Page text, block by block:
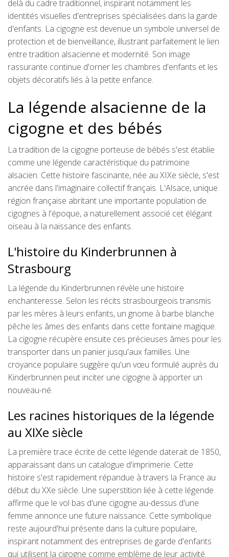
delà du cadre traditionnel, inspirant notamment les
identités visuelles d'entreprises spécialisées dans la garde
d'enfants. La cigogne est devenue un symbole universel de
protection et de bienveillance, illustrant parfaitement le lien
entre tradition alsacienne et modernité. Son image
rassurante continue d'orner les chambres d'enfants et les
objets décoratifs liés à la petite enfance.
La légende alsacienne de la
cigogne et des bébés
La tradition de la cigogne porteuse de bébés s'est établie
comme une légende caractéristique du patrimoine
alsacien. Cette histoire fascinante, née au XIXe siècle, s'est
ancrée dans l'imaginaire collectif français. L'Alsace, unique
région française abritant une importante population de
cigognes à l'époque, a naturellement associé cet élégant
oiseau à la naissance des enfants.
L'histoire du Kinderbrunnen à
Strasbourg
La légende du Kinderbrunnen révèle une histoire
enchanteresse. Selon les récits strasbourgeois transmis
par les mères à leurs enfants, un gnome à barbe blanche
pêche les âmes des enfants dans cette fontaine magique.
La cigogne récupère ensuite ces précieuses âmes pour les
transporter dans un panier jusqu'aux familles. Une
croyance populaire suggère qu'un vœu formulé auprès du
Kinderbrunnen peut inciter une cigogne à apporter un
nouveau-né.
Les racines historiques de la légende
au XIXe siècle
La première trace écrite de cette légende daterait de 1850,
apparaissant dans un catalogue d'imprimerie. Cette
histoire s'est rapidement répandue à travers la France au
début du XXe siècle. Une superstition liée à cette légende
affirme que le vol bas d'une cigogne au-dessus d'une
femme annonce une future naissance. Cette symbolique
reste aujourd'hui présente dans la culture populaire,
inspirant notamment des entreprises de garde d'enfants
qui utilisent la cigogne comme emblème de leur activité.